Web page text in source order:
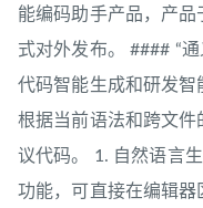
能编码助手产品，产
式对外发布。 #### “
代码智能生成和研发智
根据当前语法和跨文
议代码。 1. 自然语言
功能，可直接在编辑